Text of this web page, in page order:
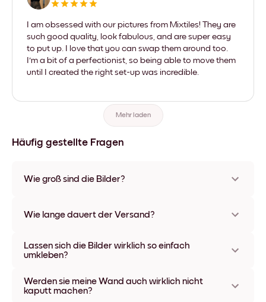
I am obsessed with our pictures from Mixtiles! They are
such good quality, look fabulous, and are super easy
to put up. I love that you can swap them around too.
I'm a bit of a perfectionist, so being able to move them
until I created the right set-up was incredible.
Mehr laden
Häufig gestellte Fragen
Wie groß sind die Bilder?
Erhältlich in verschiedenen Materialien und Rahmenfarben,
Wie lange dauert der Versand?
Ländern bieten wir auch Expressversand an. Den Trackinglink
bekommst Du nach Bestellaufgabe zugeschickt.
Lassen sich die Bilder wirklich so einfach
umkleben?
umpositionieren zu lassen, ohne die Wände dabei zu
beschädigen.
Werden sie meine Wand auch wirklich nicht
kaputt machen?